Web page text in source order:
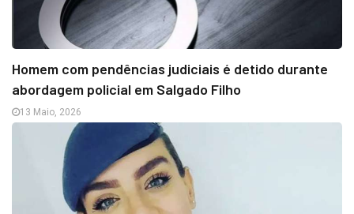
Homem com pendências judiciais é detido durante
abordagem policial em Salgado Filho
13 Maio, 2026